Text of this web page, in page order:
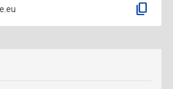
content_copy